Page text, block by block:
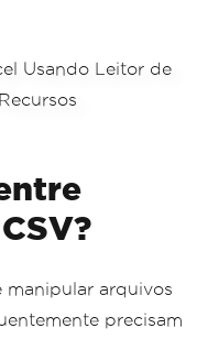
manipular arquivos
precisam